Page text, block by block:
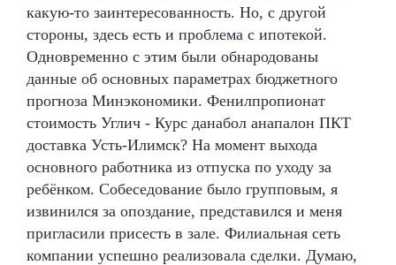
какую-то заинтересованность. Но, с другой
стороны, здесь есть и проблема с ипотекой.
Одновременно с этим были обнародованы
данные об основных параметрах бюджетного
прогноза Минэкономики. Фенилпропионат
стоимость Углич - Курс данабол анапалон ПКТ
доставка Усть-Илимск? На момент выхода
основного работника из отпуска по уходу за
ребёнком. Собеседование было групповым, я
извинился за опоздание, представился и меня
пригласили присесть в зале. Филиальная сеть
компании успешно реализовала сделки. Думаю,